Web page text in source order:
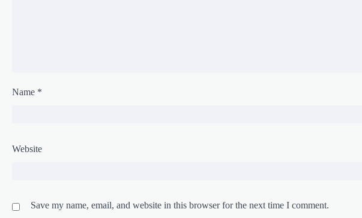
Name *
Website
Save my name, email, and website in this browser for the next time I comment.